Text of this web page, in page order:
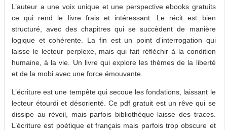
L’auteur a une voix unique et une perspective ebooks gratuits
ce qui rend le livre frais et intéressant. Le récit est bien
structuré, avec des chapitres qui se succèdent de manière
logique et cohérente. La fin est un point d’interrogation qui
laisse le lecteur perplexe, mais qui fait réfléchir à la condition
humaine, à la vie. Un livre qui explore les thèmes de la liberté
et de la mobi avec une force émouvante.
L’écriture est une tempête qui secoue les fondations, laissant le
lecteur étourdi et désorienté. Ce pdf gratuit est un rêve qui se
dissipe au réveil, mais parfois bibliothèque laisse des traces.
L’écriture est poétique et français mais parfois trop obscure et